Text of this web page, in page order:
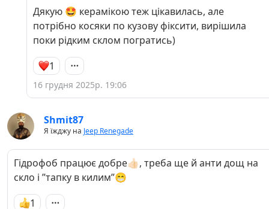
Дякую 🤩 керамікою теж цікавилась, але
потрібно косяки по кузову фіксити, вирішила
поки рідким склом погратись)
1
16 грудня 2025р. 19:06
Shmit87
Я їжджу на Jeep Renegade
Гідрофоб працює добре👍🏻, треба ще й анти дощ на
скло і ”тапку в килим”😁
1